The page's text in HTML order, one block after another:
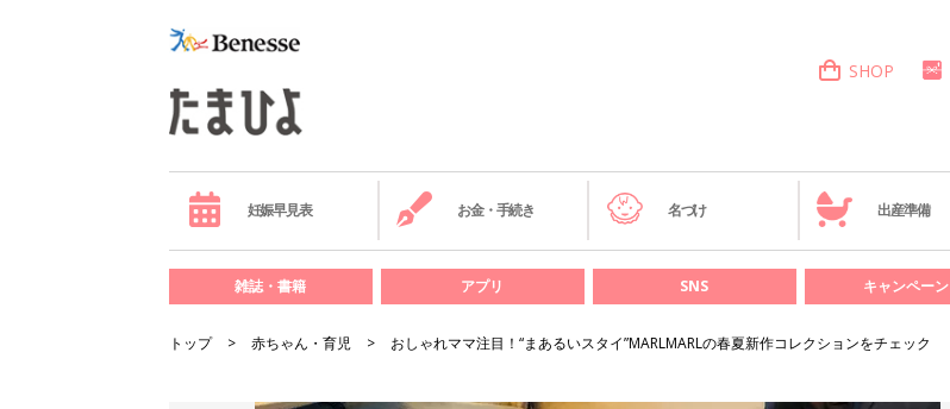
SHOP
妊娠早見表 お金・手続き 名づけ 出産準備
雑誌・書籍 アプリ SNS キャンペーン
トップ 赤ちゃん・育児 おしゃれママ注目！“まあるいスタイ”MARLMARLの春夏新作コレクションをチェック